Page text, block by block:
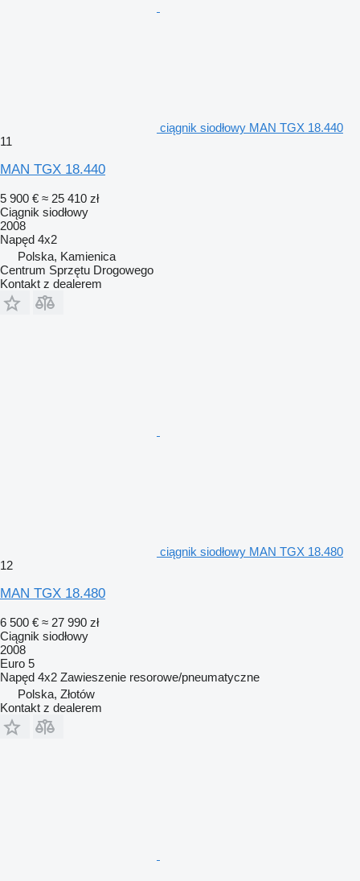
ciągnik siodłowy MAN TGX 18.440
11
MAN TGX 18.440
5 900 € ≈ 25 410 zł
Ciągnik siodłowy
2008
Napęd 4x2
Polska, Kamienica
Centrum Sprzętu Drogowego
Kontakt z dealerem
ciągnik siodłowy MAN TGX 18.480
12
MAN TGX 18.480
6 500 € ≈ 27 990 zł
Ciągnik siodłowy
2008
Euro 5
Napęd 4x2 Zawieszenie resorowe/pneumatyczne
Polska, Złotów
Kontakt z dealerem